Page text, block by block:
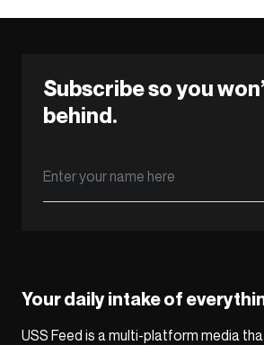
Subscribe so you
behind.
Your daily intake of
USS Feed is a multi-platform media